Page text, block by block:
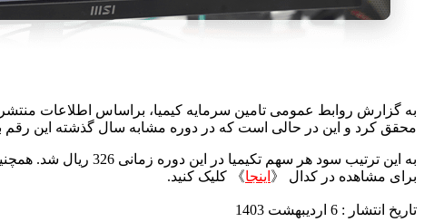
محقق کرد و این در حالی است که در دوره مشابه سال گذشته این رقم بالغ بر 84 میلیارد
به این ترتیب سود هر سهم تکیمیا در این دوره زمانی 326 ریال شد. همچنین درآمدهای عملیاتی تامین سرمایه کیمیا از 91 میلیارد تومان به 730 میلیارد تومان رسید.
برای مشاهده در کدال 《 اینجا》 کلیک کنید.
تاریخ انتشار : 6 اردیبهشت 1403